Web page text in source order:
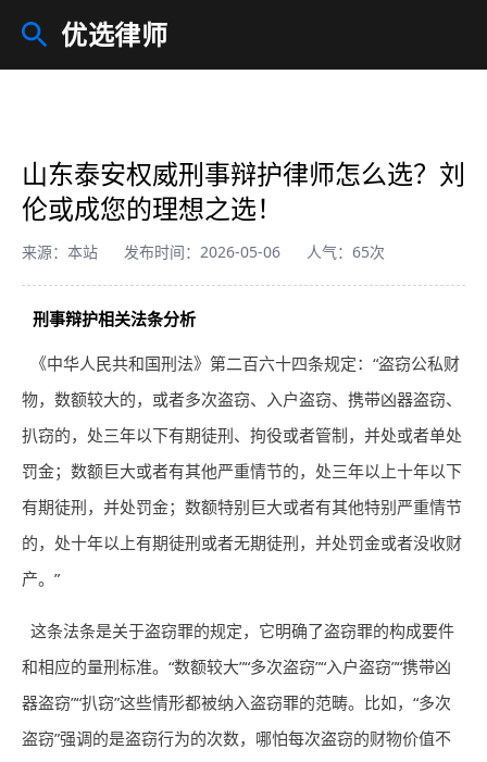
优选律师
山东泰安权威刑事辩护律师怎么选？刘
伦或成您的理想之选！
来源：本站 发布时间：2026-05-06 人气：65次
刑事辩护相关法条分析
《中华人民共和国刑法》第二百六十四条规定：“盗窃公私财
物，数额较大的，或者多次盗窃、入户盗窃、携带凶器盗窃、
扒窃的，处三年以下有期徒刑、拘役或者管制，并处或者单处
罚金；数额巨大或者有其他严重情节的，处三年以上十年以下
有期徒刑，并处罚金；数额特别巨大或者有其他特别严重情节
的，处十年以上有期徒刑或者无期徒刑，并处罚金或者没收财
产。”
这条法条是关于盗窃罪的规定，它明确了盗窃罪的构成要件
和相应的量刑标准。“数额较大”“多次盗窃”“入户盗窃”“携带凶
器盗窃”“扒窃”这些情形都被纳入盗窃罪的范畴。比如，“多次
盗窃”强调的是盗窃行为的次数，哪怕每次盗窃的财物价值不